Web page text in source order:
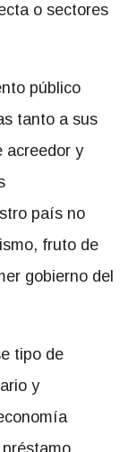
o sectores
público
tanto a sus
acreedor y
país no
fruto de
gobierno del
tipo de
y